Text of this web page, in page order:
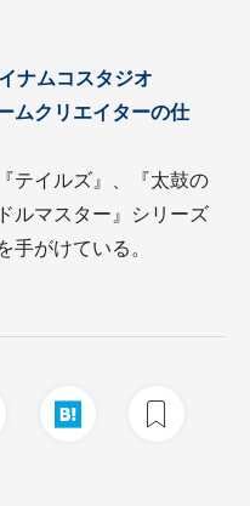
ナムコスタジオ
ムクリエイターの仕
テイルズ』、『太鼓の
ルマスター』シリーズ
手がけている。